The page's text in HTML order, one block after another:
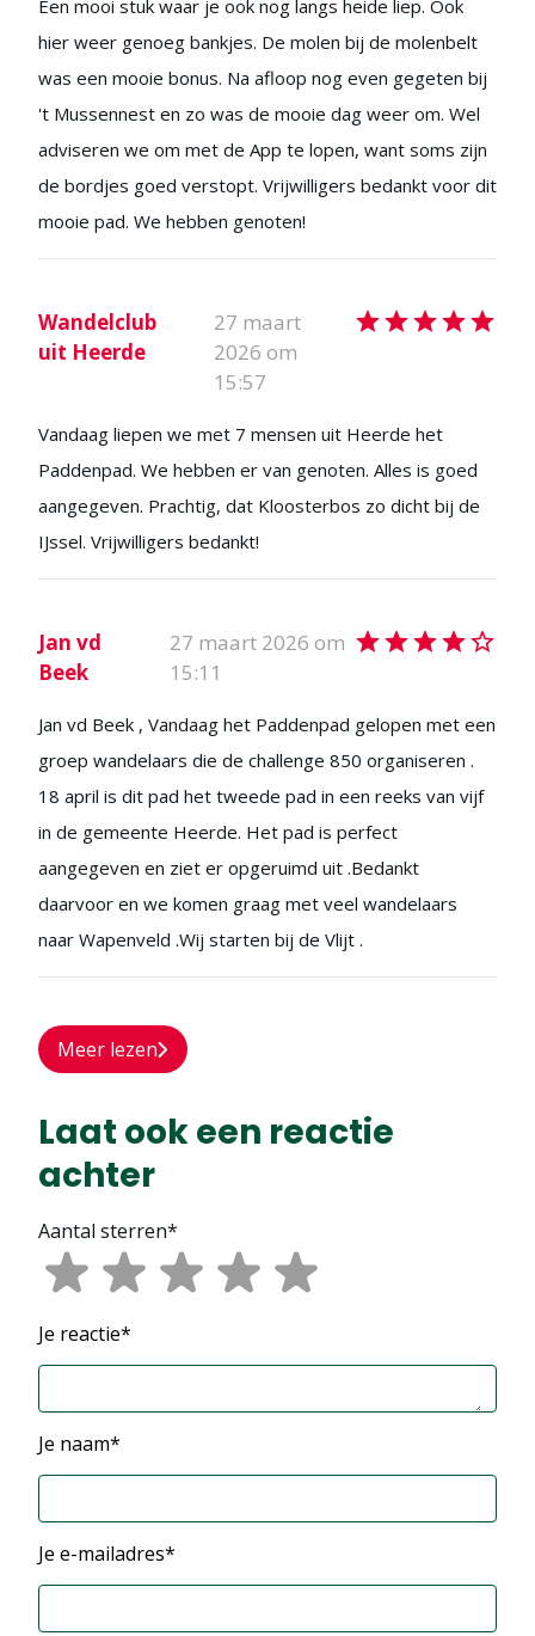
Een mooi stuk waar je ook nog langs heide liep. Ook
hier weer genoeg bankjes. De molen bij de molenbelt
was een mooie bonus. Na afloop nog even gegeten bij
't Mussennest en zo was de mooie dag weer om. Wel
adviseren we om met de App te lopen, want soms zijn
de bordjes goed verstopt. Vrijwilligers bedankt voor dit
mooie pad. We hebben genoten!
Wandelclub
uit Heerde
27 maart
2026 om
15:57
Vandaag liepen we met 7 mensen uit Heerde het
Paddenpad. We hebben er van genoten. Alles is goed
aangegeven. Prachtig, dat Kloosterbos zo dicht bij de
IJssel. Vrijwilligers bedankt!
Jan vd
Beek
27 maart 2026 om
15:11
Jan vd Beek , Vandaag het Paddenpad gelopen met een
groep wandelaars die de challenge 850 organiseren .
18 april is dit pad het tweede pad in een reeks van vijf
in de gemeente Heerde. Het pad is perfect
aangegeven en ziet er opgeruimd uit .Bedankt
daarvoor en we komen graag met veel wandelaars
naar Wapenveld .Wij starten bij de Vlijt .
Meer lezen
Laat ook een reactie
achter
Aantal sterren*
Je reactie*
Je naam*
Je e-mailadres*